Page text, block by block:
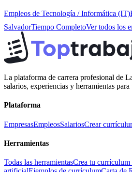
Empleos de Tecnología / Informática (IT)
SalvadorTiempo CompletoVer todos los
La plataforma de carrera profesional de
salarios, experiencias y herramientas
Plataforma
EmpresasEmpleosSalariosCrear
Herramientas
Todas las herramientasCrea tu